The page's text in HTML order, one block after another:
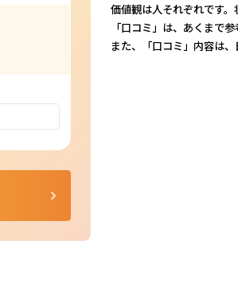
価値観は人それぞれです
「口コミ」は、あくまで
また、「口コミ」内容は